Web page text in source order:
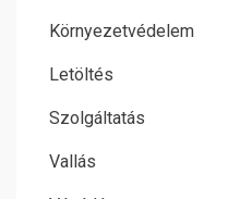
Környezetvédelem
Letöltés
Szolgáltatás
Vallás